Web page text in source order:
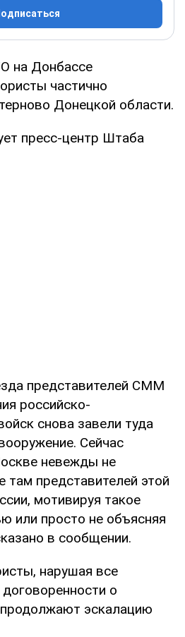
на Донбассе
частично
Донецкой области.
пресс-центр Штаба
представителей СММ
российско-
снова завели туда
Сейчас
невежды не
там представителей этой
мотивируя такое
или просто не объясняя
в сообщении.
нарушая все
о
эскалацию